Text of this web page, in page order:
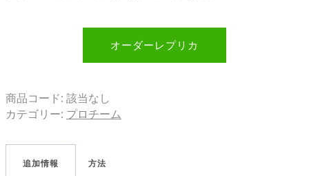
オーダーレプリカ
商品コード: 該当なし
カテゴリー: プロチーム
追加情報 方法